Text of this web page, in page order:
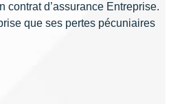
contrat d’assurance Entreprise.
que ses pertes pécuniaires